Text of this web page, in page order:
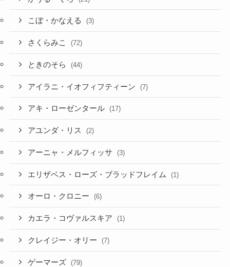
こぼ・かなえる (3)
さくらみこ (72)
ときのそら (44)
アイラニ・イオフィフティーン (7)
アキ・ローゼンタール (17)
アユンダ・リス (2)
アーニャ・メルフィッサ (3)
エリザベス・ローズ・ブラッドフレイム (1)
オーロ・クロニー (6)
カエラ・コヴァルスキア (1)
クレイジー・オリー (7)
ゲーマーズ (79)